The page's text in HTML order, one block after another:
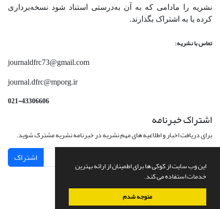
این وب سایت از کوکی ها برای اطمینان از ارائه بهترین
خدمات استفاده می کند.
متوجه شدم
نشریه را مادامی که به آن‌ به‌درستی استناد شود نسخه‌برداری
کرده یا به اشتراک بگذارند.
تماس با نشریه:
journaldfrc73@gmail.com
journal.dfrc@mporg.ir
021-43306606
اشتراک خبرنامه
برای دریافت اخبار و اطلاعیه های مهم نشریه در خبرنامه نشریه مشترک شوید.
اشتراک
سامانه مدیریت نشریات علمی.طراحی و پیاده سازی ازسیناوب